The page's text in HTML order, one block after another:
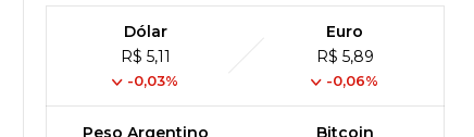
Dólar
R$ 5,11
-0,03%
Euro
R$ 5,89
-0,06%
Peso Argentino
Bitcoin